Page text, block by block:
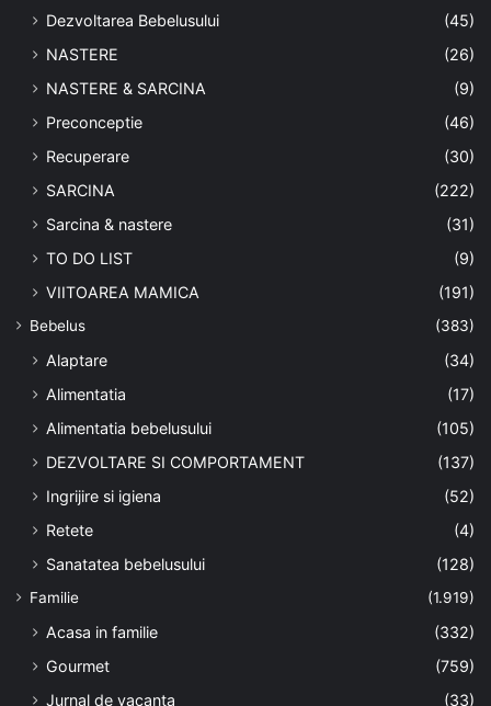
Dezvoltarea Bebelusului
(45)
NASTERE
(26)
NASTERE & SARCINA
(9)
Preconceptie
(46)
Recuperare
(30)
SARCINA
(222)
Sarcina & nastere
(31)
TO DO LIST
(9)
VIITOAREA MAMICA
(191)
Bebelus (383)
Alaptare
(34)
Alimentatia
(17)
Alimentatia bebelusului
(105)
DEZVOLTARE SI COMPORTAMENT
(137)
Ingrijire si igiena
(52)
Retete
(4)
Sanatatea bebelusului
(128)
Familie (1.919)
Acasa in familie
(332)
Gourmet
(759)
Jurnal de vacanta
(33)